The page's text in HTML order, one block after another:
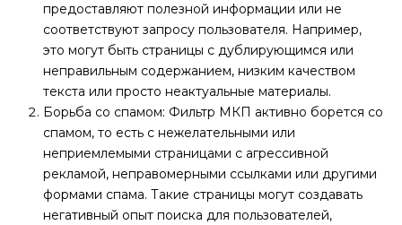
предоставляют полезной информации или не
соответствуют запросу пользователя. Например,
это могут быть страницы с дублирующимся или
неправильным содержанием, низким качеством
текста или просто неактуальные материалы.
Борьба со спамом: Фильтр МКП активно борется со
спамом, то есть с нежелательными или
неприемлемыми страницами с агрессивной
рекламой, неправомерными ссылками или другими
формами спама. Такие страницы могут создавать
негативный опыт поиска для пользователей,